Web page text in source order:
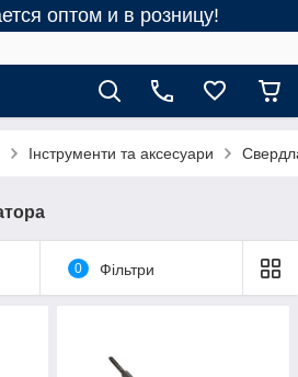
оптом и в розницу!
Інструменти та аксесуари
0 Фільтри